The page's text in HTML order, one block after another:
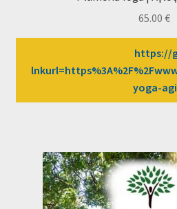
65.00 €
https://
yoga-